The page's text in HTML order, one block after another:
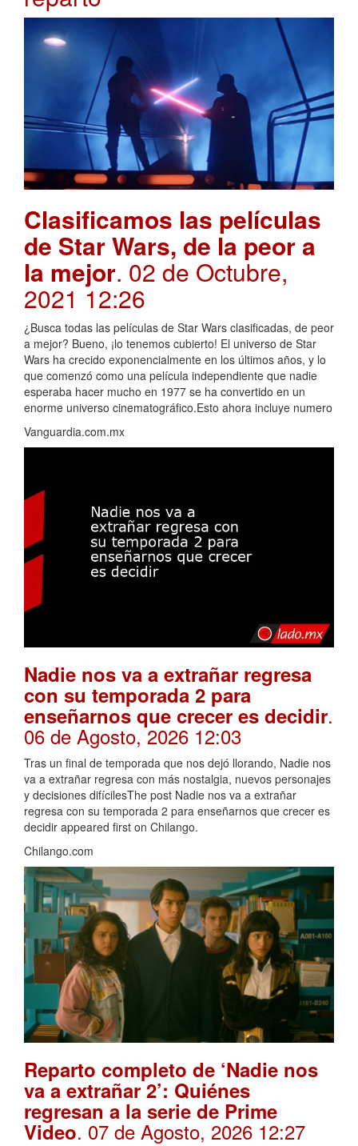
Clasificamos las películas
de Star Wars, de la peor a
la mejor. 02 de Octubre,
2021 12:26
¿Busca todas las películas de Star Wars clasificadas, de peor
a mejor? Bueno, ¡lo tenemos cubierto! El universo de Star
Wars ha crecido exponencialmente en los últimos años, y lo
que comenzó como una película independiente que nadie
esperaba hacer mucho en 1977 se ha convertido en un
enorme universo cinematográfico.Esto ahora incluye numero
Vanguardia.com.mx
Nadie nos va a extrañar regresa
con su temporada 2 para
enseñarnos que crecer es decidir.
06 de Agosto, 2026 12:03
Tras un final de temporada que nos dejó llorando, Nadie nos
va a extrañar regresa con más nostalgia, nuevos personajes
y decisiones difícilesThe post Nadie nos va a extrañar
regresa con su temporada 2 para enseñarnos que crecer es
decidir appeared first on Chilango.
Chilango.com
Reparto completo de ‘Nadie nos
va a extrañar 2’: Quiénes
regresan a la serie de Prime
Video. 07 de Agosto, 2026 12:27